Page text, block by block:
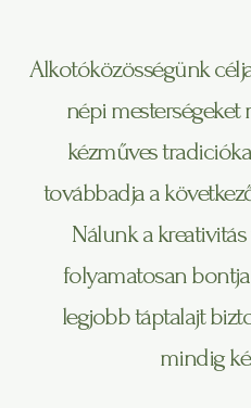
Alkotóközösségünk
népi mesterségeket
kézműves
továbbadja a
Nálunk a
folyamatosan
legjobb táptalajt
mindig